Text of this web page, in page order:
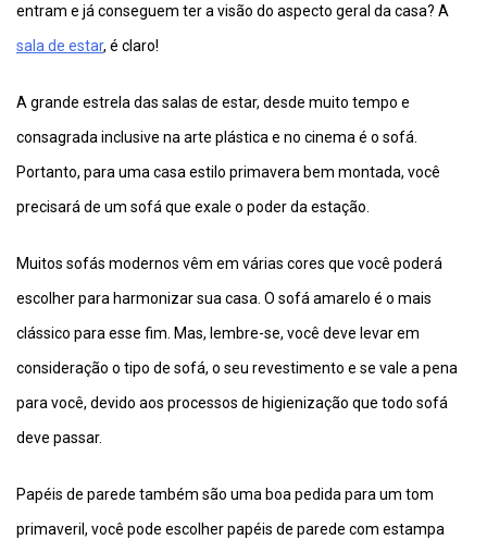
entram e já conseguem ter a visão do aspecto geral da casa? A
sala de estar, é claro!
A grande estrela das salas de estar, desde muito tempo e
consagrada inclusive na arte plástica e no cinema é o sofá.
Portanto, para uma casa estilo primavera bem montada, você
precisará de um sofá que exale o poder da estação.
Muitos sofás modernos vêm em várias cores que você poderá
escolher para harmonizar sua casa. O sofá amarelo é o mais
clássico para esse fim. Mas, lembre-se, você deve levar em
consideração o tipo de sofá, o seu revestimento e se vale a pena
para você, devido aos processos de higienização que todo sofá
deve passar.
Papéis de parede também são uma boa pedida para um tom
primaveril, você pode escolher papéis de parede com estampa